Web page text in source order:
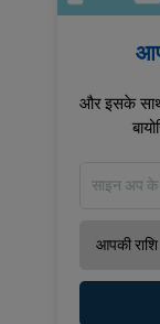
और इसके साथ